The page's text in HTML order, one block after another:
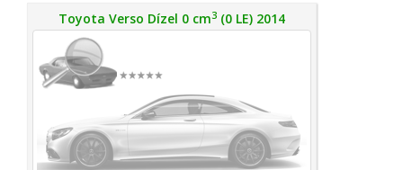
Toyota Verso Dízel 0 cm3 (0 LE) 2014